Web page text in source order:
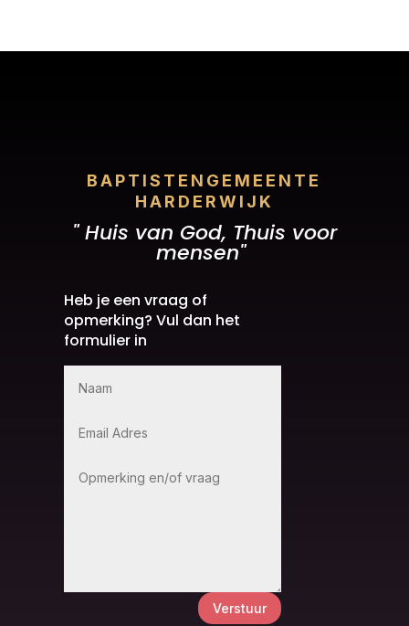
BAPTISTENGEMEENTE
HARDERWIJK
" Huis van God, Thuis voor
mensen"
Heb je een vraag of
opmerking? Vul dan het
formulier in
Verstuur